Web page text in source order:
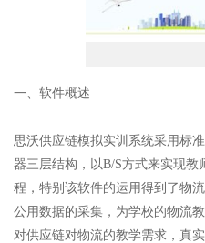
一、软件概述
思沃供应链模拟实训系统采用标
器三层结构，以B/S方式来实现
程，特别该软件的运用得到了物
公用数据的采集，为学校的物流
对供应链对物流的教学需求，真